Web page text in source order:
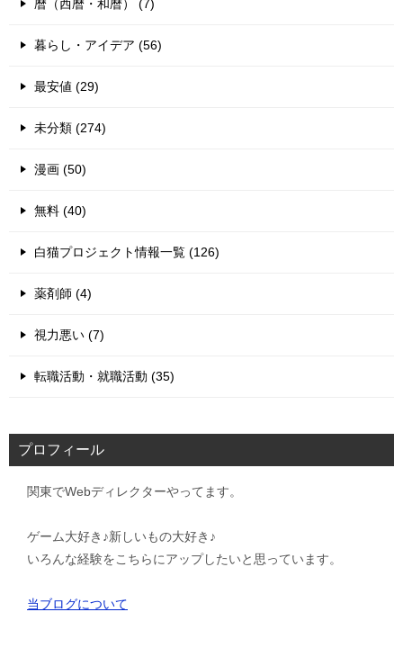
暦（西暦・和暦） (7)
暮らし・アイデア (56)
最安値 (29)
未分類 (274)
漫画 (50)
無料 (40)
白猫プロジェクト情報一覧 (126)
薬剤師 (4)
視力悪い (7)
転職活動・就職活動 (35)
プロフィール
関東でWebディレクターやってます。
ゲーム大好き♪新しいもの大好き♪
いろんな経験をこちらにアップしたいと思っています。
当ブログについて